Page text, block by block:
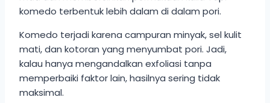
komedo terbentuk lebih dalam di dalam pori.
Komedo terjadi karena campuran minyak, sel kulit
mati, dan kotoran yang menyumbat pori. Jadi,
kalau hanya mengandalkan exfoliasi tanpa
memperbaiki faktor lain, hasilnya sering tidak
maksimal.